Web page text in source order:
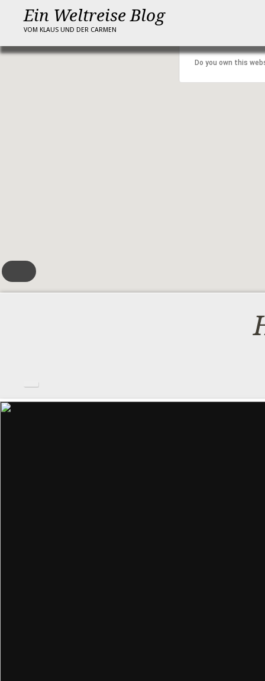
Ein Weltreise Blog
VOM KLAUS UND DER CARMEN
Do you own this